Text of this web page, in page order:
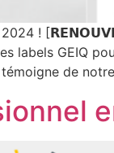
2024 !
labels GEIQ
de